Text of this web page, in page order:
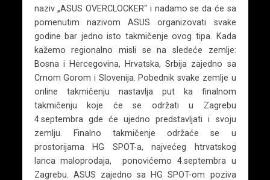
naziv „ASUS OVERCLOCKER“ i nadamo se da će sa
pomenutim nazivom ASUS organizovati svake
godine bar jedno isto takmičenje ovog tipa. Kada
kažemo regionalno misli se na sledeće zemlje:
Bosna i Hercegovina, Hrvatska, Srbija zajedno sa
Crnom Gorom i Slovenija. Pobednik svake zemlje u
online takmičenju nastavlja put ka finalnom
takmičenju koje će se održati u Zagrebu
4.septembra gde će ujedno predstavljati i svoju
zemlju. Finalno takmičenje održaće se u
prostorijama HG SPOT-a, najvećeg htrvatskog
lanca maloprodaja, ponovićemo 4.septembra u
Zagrebu. ASUS zajedno sa HG SPOT-om poziva